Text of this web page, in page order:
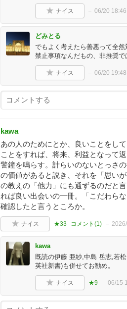
ナイス 06/20 18:46
どみとる
でもよく考えたら善悪って全
禁止事項なんだもの、非推奨で
ナイス 06/20 19:48
kawa
あの人のためにとか、良いことをし
ことをすれば、将来、利益となって
警鐘を鳴らす。計らいのないとっさ
の価値があると説き、それを「思い
の教えの「他力」にも通ずるのだと
れば良い出会いの一冊。「こだわら
確認したと言うところか。
ナイス ★33 コメント(1)
kawa
既読の伊藤 亜紗,中島 岳志,若
英社新書)も併せてお勧め。
ナイス ★9 06/15